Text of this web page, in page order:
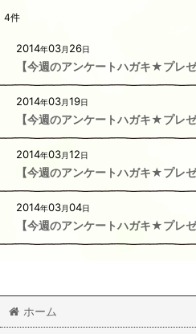
4件
2014年03月 26日
【今週のアンケートハガキ★プレ
2014年03月19日
【今週のアンケートハガキ★プレ
2014年03月12日
【今週のアンケートハガキ★プレ
2014年03月04日
【今週のアンケートハガキ★プレ
ホーム